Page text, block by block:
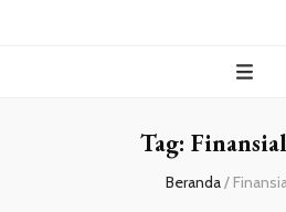
Tag:
Beranda/